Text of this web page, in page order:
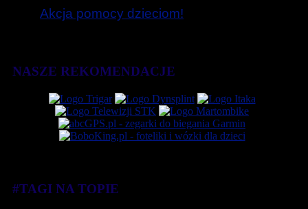
Akcja pomocy dzieciom!
NASZE REKOMENDACJE
#TAGI NA TOPIE